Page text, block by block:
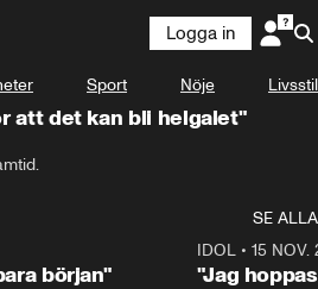
Logga in
Sport Nöje Livsstil
att det kan bli helgalet"
SE ALLA
början"
IDOL• 15 NOV.
"Jag